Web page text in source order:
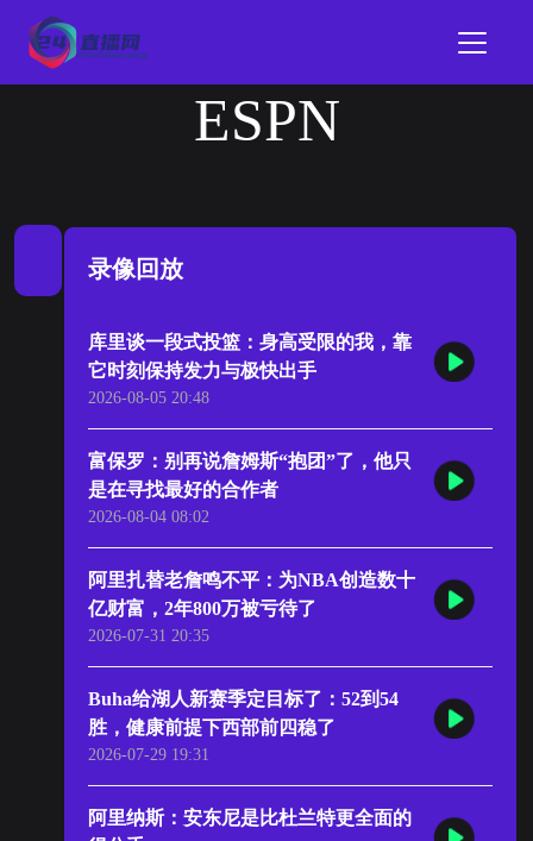
ESPN
录像回放
库里谈一段式投篮：身高受限的我，靠
它时刻保持发力与极快出手
2026-08-05 20:48
富保罗：别再说詹姆斯“抱团”了，他只
是在寻找最好的合作者
2026-08-04 08:02
阿里扎替老詹鸣不平：为NBA创造数十
亿财富，2年800万被亏待了
2026-07-31 20:35
Buha给湖人新赛季定目标了：52到54
胜，健康前提下西部前四稳了
2026-07-29 19:31
阿里纳斯：安东尼是比杜兰特更全面的